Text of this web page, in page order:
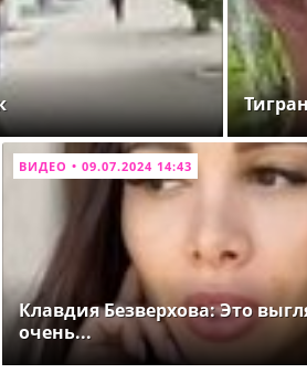
ВИДЕО • 09.07.2024 14:43
Клавдия Безверхова: Это
очень...